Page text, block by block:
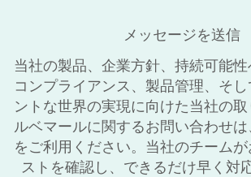
メッセージを送信
当社の製品、企業方針、持続可能性
コンプライアンス、製品管理、そ
ントな世界の実現に向けた当社の
ルベマールに関するお問い合わせ
をご利用ください。当社のチーム
ストを確認し、できるだけ早く対